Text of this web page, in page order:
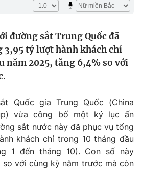
đường sắt Trung Quốc đã
3,95 tỷ lượt hành khách chỉ
năm 2025, tăng 6,4% so với
Quốc gia Trung Quốc (China
vừa công bố một kỷ lục ấn
sắt nước này đã phục vụ tổng
khách chỉ trong 10 tháng đầu
1 đến tháng 10). Con số này
so với cùng kỳ năm trước mà còn